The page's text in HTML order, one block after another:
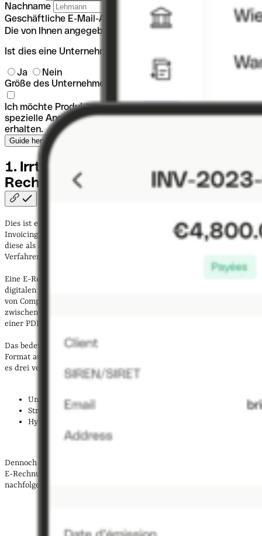
Nachname
Geschäftliche E-Mail-Adresse
Die von Ihnen angegebene E-Mail scheint ungültig zu sein.
Ist dies eine Unternehmensgründung?
Ja
Nein
Größe des Unternehmens
Ich möchte Produktneuigkeiten und -einblicke sowie
spezielle Angebote und Partnerangebote von Qonto
erhalten.
1. Irrtum: Eine elektronische
Rechnung ist ein PDF in einerE-Mail
Dies ist eines der häufigsten Missverständnisse zum Thema E-
Invoicing. Wenn Sie eine Rechnung im PDF-Format erstellen und
diese als Anhang in einer E-Mail versenden, dann haben Sie nicht das
Verfahren zur E-Rechnung genutzt.
Eine E-Rechnung ist eine Rechnung, die in einem strukturierten,
digitalen Format vorliegt, das es ermöglicht, die Daten automatisch
von Computersystemen verarbeiten zu lassen. Der Hauptunterschied
zwischen einer PDF- und einer E-Rechnung liegt also darin, dass Sie
einer PDF-Rechnung die Daten selbst entnehmen müssen.
Das bedeutet, eine echte E-Rechnung muss in einem bestimmten
Format ausgestellt, übermittelt und empfangen werden. Derzeit gibt
es drei verschiedene Arten von E-Rechnungen:
Unstrukturierte Daten
Strukturierte Daten
Hybrides Rechnungsformat
Dennoch gibt es Möglichkeiten, eine PDF-Rechnung in eine konforme
E-Rechnung umzuwandeln. Wie das funktioniert, erklärt Ihnen die
nachfolgende Grafik.